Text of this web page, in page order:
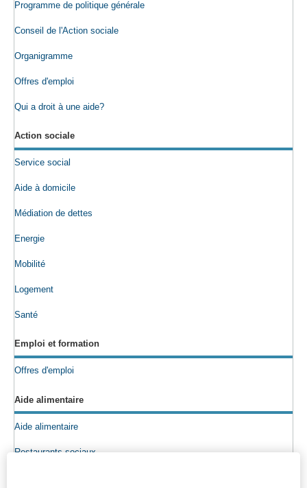
Programme de politique générale
Conseil de l'Action sociale
Organigramme
Offres d'emploi
Qui a droit à une aide?
Action sociale
Service social
Aide à domicile
Médiation de dettes
Energie
Mobilité
Logement
Santé
Emploi et formation
Offres d'emploi
Aide alimentaire
Aide alimentaire
Restaurants sociaux